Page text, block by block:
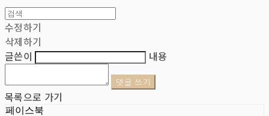
수정하기
삭제하기
글쓴이
내용
댓글 쓰기
목록으로 가기
페이스북